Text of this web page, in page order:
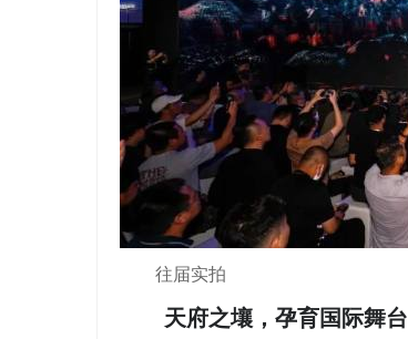
往届实拍
天府之壤，孕育国际舞台